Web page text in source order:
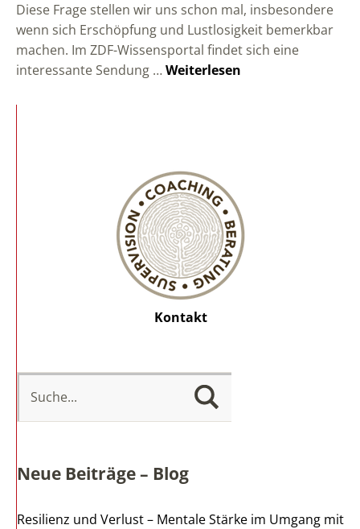
Diese Frage stellen wir uns schon mal, insbesondere
wenn sich Erschöpfung und Lustlosigkeit bemerkbar
machen. Im ZDF-Wissensportal findet sich eine
interessante Sendung …Weiterlesen
Kontakt
Neue Beiträge – Blog
Resilienz und Verlust – Mentale Stärke im Umgang mit